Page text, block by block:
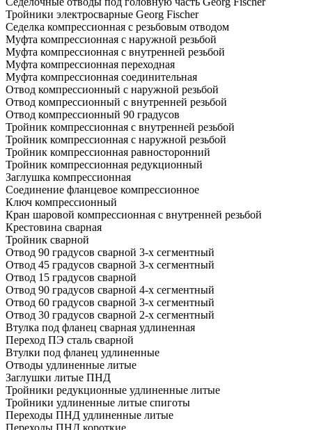
Тройники электросварные Georg Fischer
Седелка компрессионная с резьбовым отводом
Муфта компрессионная с наружной резьбой
Муфта компрессионная с внутренней резьбой
Муфта компрессионная переходная
Муфта компрессионная соединительная
Отвод компрессионный с наружной резьбой
Отвод компрессионный с внутренней резьбой
Отвод компрессионный 90 градусов
Тройник компрессионная с внутренней резьбой
Тройник компрессионная с наружной резьбой
Тройник компрессионная равносторонний
Тройник компрессионная редукционный
Заглушка компрессионная
Соединение фланцевое компрессионное
Ключ компрессионный
Кран шаровой компрессионная с внутренней резьбой
Крестовина сварная
Тройник сварной
Отвод 90 градусов сварной 3-х сегментный
Отвод 45 градусов сварной 3-х сегментный
Отвод 15 градусов сварной
Отвод 90 градусов сварной 4-х сегментный
Отвод 60 градусов сварной 3-х сегментный
Отвод 30 градусов сварной 2-х сегментный
Втулка под фланец сварная удлиненная
Переход ПЭ сталь сварной
Втулки под фланец удлиненные
Отводы удлиненные литые
Заглушки литые ПНД
Тройники редукционные удлиненные литые
Тройники удлиненные литые спиготы
Переходы ПНД удлиненные литые
Переходы ПНД короткие